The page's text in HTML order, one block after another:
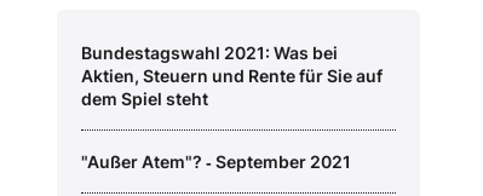
Bundestagswahl 2021: Was bei
Aktien, Steuern und Rente für Sie auf
dem Spiel steht
"Außer Atem"? ‑ September 2021